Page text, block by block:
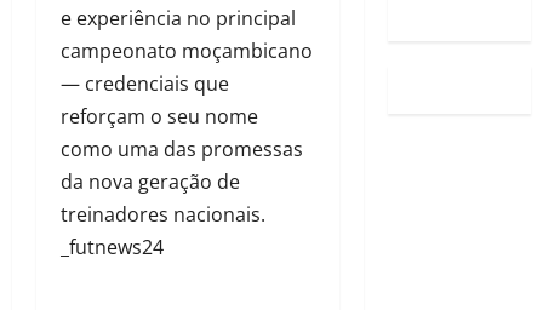
e experiência no principal
campeonato moçambicano
— credenciais que
reforçam o seu nome
como uma das promessas
da nova geração de
treinadores nacionais.
_futnews24